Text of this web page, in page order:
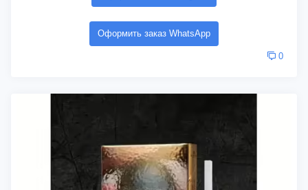
Оформить заказ WhatsApp
0